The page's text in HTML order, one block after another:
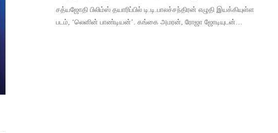
தெரியுமா ?
சத்யஜோதி பிலிம்ஸ் தயாரிப்பில் டி.டி.பாலச்சந்திரன் எழுதி இயக்கியுள்ள
படம், ‘லெனின் பாண்டியன்’. கங்கை அமரன், ரோஜா ஜோடியுடன்